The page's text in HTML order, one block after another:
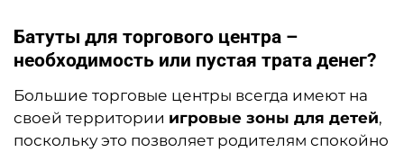
Батуты для торгового центра –
необходимость или пустая трата денег?
Большие торговые центры всегда имеют на
своей территории игровые зоны для детей,
поскольку это позволяет родителям спокойно